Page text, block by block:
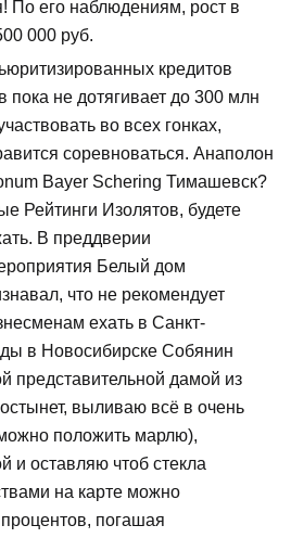
По его наблюдениям, рост в
000 руб.
кредитов
пока не дотягивает до 300 млн
во всех гонках,
соревноваться. Анаполон
Bayer Schering Тимашевск?
Рейтинги Изолятов, будете
В преддверии
Белый дом
что не рекомендует
ехать в Санкт-
в Новосибирске Собянин
представительной дамой из
выливаю всё в очень
положить марлю),
и оставляю чтоб стекла
на карте можно
погашая